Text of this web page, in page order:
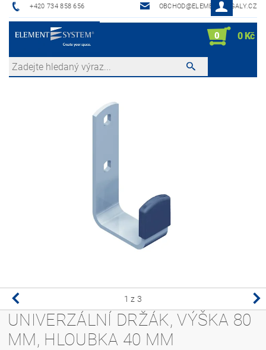
+420 734 858 656 OBCHOD@ELEMENTREGALY.CZ
0 0 Kč
1 z 3
UNIVERZÁLNÍ DRŽÁK, VÝŠKA 80
MM, HLOUBKA 40 MM